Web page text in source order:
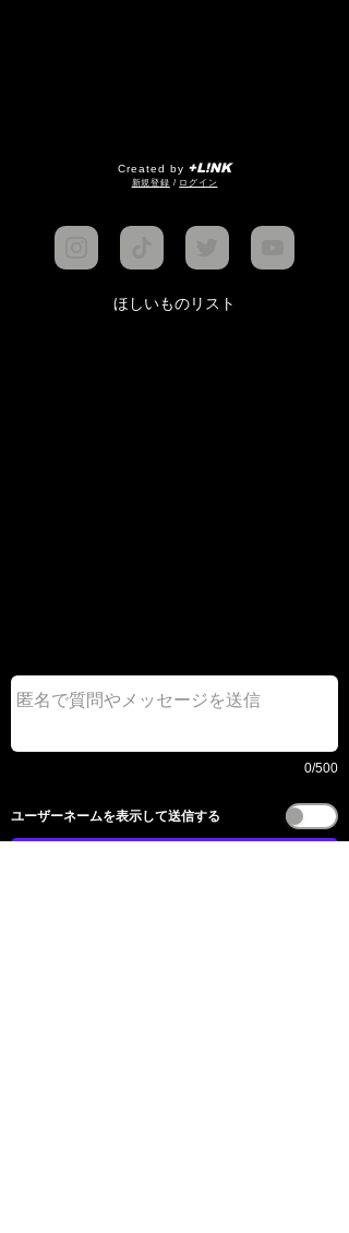
Created by +L!NK
​新規登録 / ログイン
ほしいものリスト
0/500
​ユーザーネームを表示して送信する